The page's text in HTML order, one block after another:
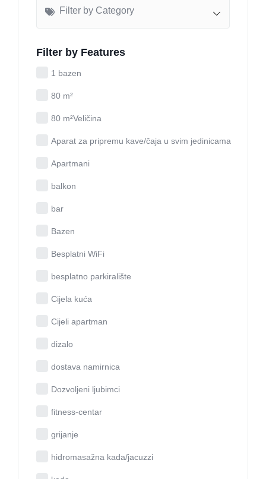
Filter by Category
Filter by Features
1 bazen
80 m²
80 m²Veličina
Aparat za pripremu kave/čaja u svim jedinicama
Apartmani
balkon
bar
Bazen
Besplatni WiFi
besplatno parkiralište
Cijela kuća
Cijeli apartman
dizalo
dostava namirnica
Dozvoljeni ljubimci
fitness-centar
grijanje
hidromasažna kada/jacuzzi